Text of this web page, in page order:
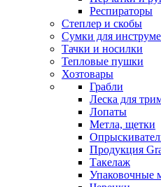
Респираторы
Степлер и скобы
Сумки для
Тачки и носилки
Тепловые пушки
Хозтовары
Грабли
Леска для
Лопаты
Метла, щетки
Продукция
Такелаж
Упаковочные